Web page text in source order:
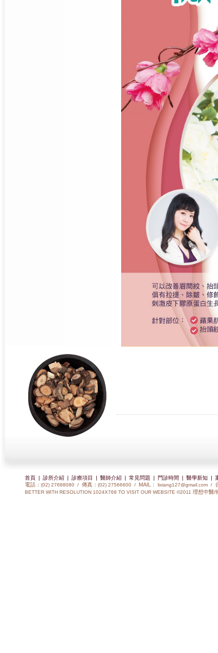
首頁| 診所介紹| 診療項目 | 醫師介紹| 常見問題 | 門診時間 | 醫學新知 |
電話： (02) 27688080 / 傳真： (02) 27566600 / MAIL： lixiang127@gmail.com /
BETTER WITH RESOLUTION 1024X768 TO VISIT OUR WEBSITE ©2011 理想中醫/